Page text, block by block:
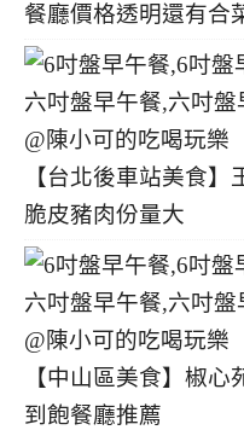
餐廳價格透明還有合
【台北後車站美食
脆皮豬肉份量大
【中山區美食】椒
到飽餐廳推薦